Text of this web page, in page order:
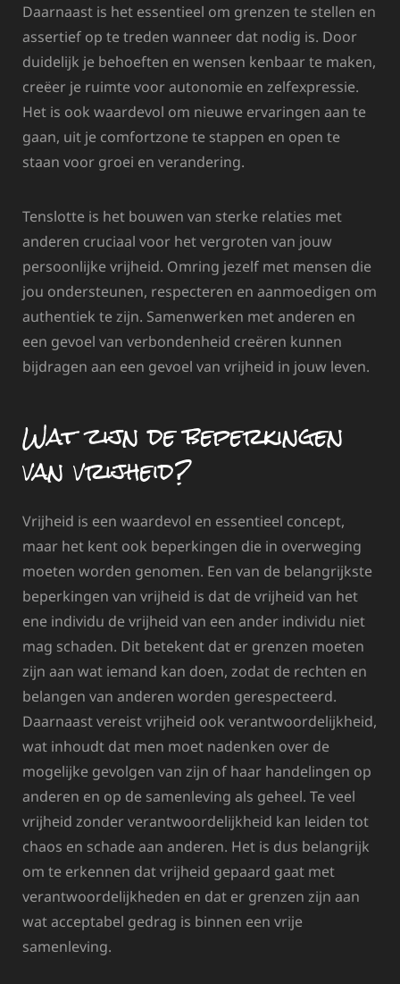
Daarnaast is het essentieel om grenzen te stellen en
assertief op te treden wanneer dat nodig is. Door
duidelijk je behoeften en wensen kenbaar te maken,
creëer je ruimte voor autonomie en zelfexpressie.
Het is ook waardevol om nieuwe ervaringen aan te
gaan, uit je comfortzone te stappen en open te
staan voor groei en verandering.
Tenslotte is het bouwen van sterke relaties met
anderen cruciaal voor het vergroten van jouw
persoonlijke vrijheid. Omring jezelf met mensen die
jou ondersteunen, respecteren en aanmoedigen om
authentiek te zijn. Samenwerken met anderen en
een gevoel van verbondenheid creëren kunnen
bijdragen aan een gevoel van vrijheid in jouw leven.
Wat zijn de beperkingen
van vrijheid?
Vrijheid is een waardevol en essentieel concept,
maar het kent ook beperkingen die in overweging
moeten worden genomen. Een van de belangrijkste
beperkingen van vrijheid is dat de vrijheid van het
ene individu de vrijheid van een ander individu niet
mag schaden. Dit betekent dat er grenzen moeten
zijn aan wat iemand kan doen, zodat de rechten en
belangen van anderen worden gerespecteerd.
Daarnaast vereist vrijheid ook verantwoordelijkheid,
wat inhoudt dat men moet nadenken over de
mogelijke gevolgen van zijn of haar handelingen op
anderen en op de samenleving als geheel. Te veel
vrijheid zonder verantwoordelijkheid kan leiden tot
chaos en schade aan anderen. Het is dus belangrijk
om te erkennen dat vrijheid gepaard gaat met
verantwoordelijkheden en dat er grenzen zijn aan
wat acceptabel gedrag is binnen een vrije
samenleving.